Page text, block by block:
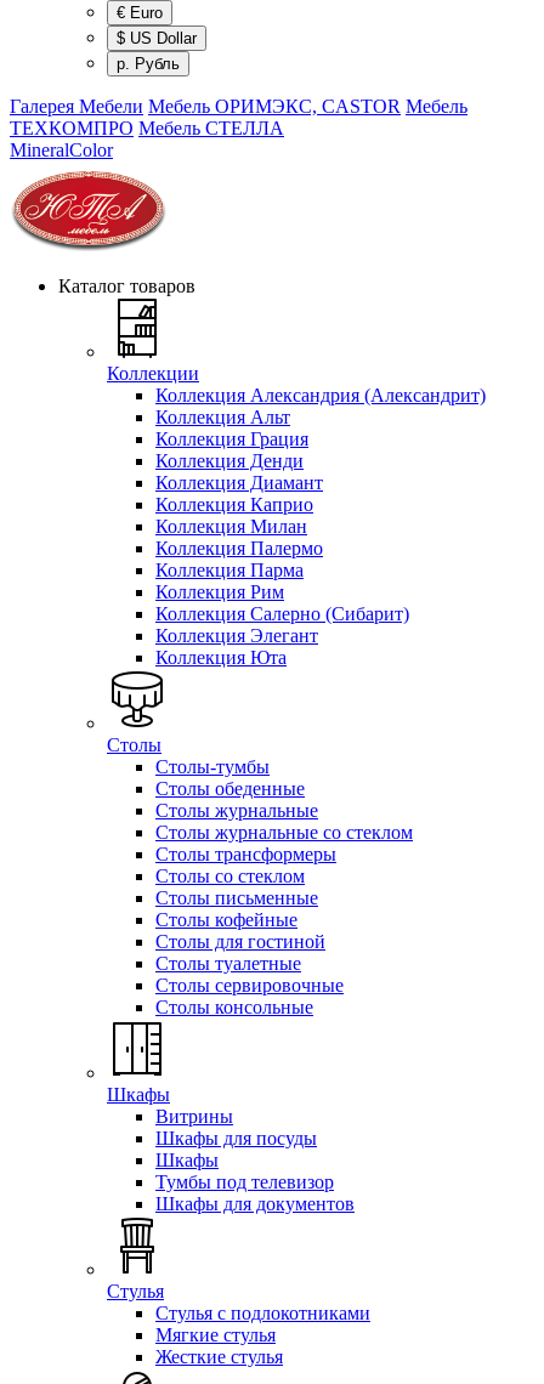
€ Euro
$ US Dollar
р. Рубль
Галерея Мебели Мебель ОРИМЭКС, CASTOR Мебель
ТЕХКОМПРО Мебель СТЕЛЛА
MineralColor
Каталог товаров
Коллекции
Коллекция Александрия (Александрит)
Коллекция Альт
Коллекция Грация
Коллекция Денди
Коллекция Диамант
Коллекция Каприо
Коллекция Милан
Коллекция Палермо
Коллекция Парма
Коллекция Рим
Коллекция Салерно (Сибарит)
Коллекция Элегант
Коллекция Юта
Столы
Столы-тумбы
Столы обеденные
Столы журнальные
Столы журнальные со стеклом
Столы трансформеры
Столы со стеклом
Столы письменные
Столы кофейные
Столы для гостиной
Столы туалетные
Столы сервировочные
Столы консольные
Шкафы
Витрины
Шкафы для посуды
Шкафы
Тумбы под телевизор
Шкафы для документов
Стулья
Стулья с подлокотниками
Мягкие стулья
Жесткие стулья